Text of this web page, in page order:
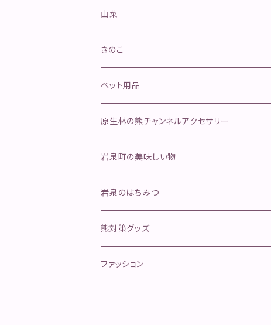
山菜
山菜きのこセット
ネマガリタケセット
ふきのとう
行者にんにく
きのこ
松茸
舞茸
そのほかのきのこ
ペット用品
金櫛
ペットフード
ジャーキー
ボイル
手作り本革安全首環
マグロ寄り返しリード
オールステンレスリード
原生林の熊チャンネルアクセサリー
岩泉町の美味しい物
天然岩魚
岩泉ヨーグルト
イタチハギの蜂蜜
岩泉のはちみつ
熊対策グッズ
ファッション